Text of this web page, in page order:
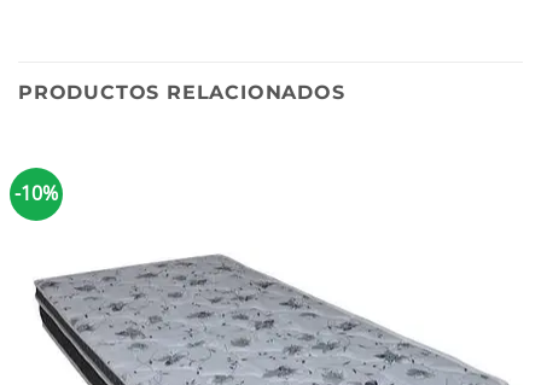
PRODUCTOS RELACIONADOS
-10%